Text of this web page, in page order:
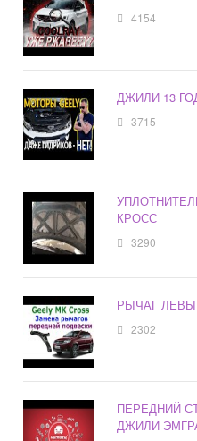
4154
ДЖИЛИ 13
3715
КРОСС
3290
РЫЧАГ
2302
ПЕРЕДНИЙ
ДЖИЛИ